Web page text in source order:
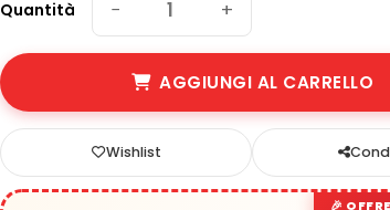
Quantità − +
AGGIUNGI AL CARRELLO
Wishlist